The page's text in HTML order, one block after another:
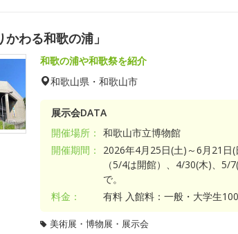
わる和歌の浦」
和歌の浦や和歌祭を紹介
和歌山県・和歌山市
展示会DATA
開催場所： 和歌山市立博物館
開催期間：
2026年4月25日(土)～6月21日
（5/4は開館）、4/30(木)、5/
で。
料金：
有料 入館料：一般・大学生
美術展・博物展・展示会